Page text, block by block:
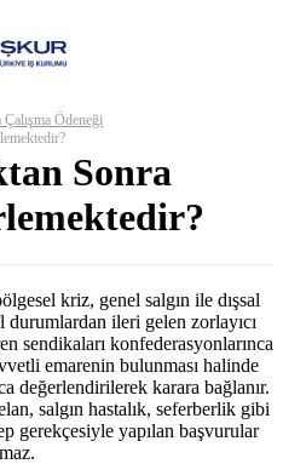
Çalışma Ödeneği
Sonra
kriz, genel salgın ile dışsal
ileri gelen zorlayıcı
sendikaları konfederasyonlarınca
emarenin bulunması halinde
karara bağlanır.
salgın hastalık, seferberlik gibi
gerekçesiyle yapılan başvurular